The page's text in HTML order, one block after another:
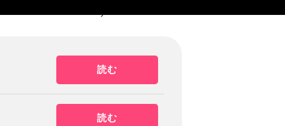
読む
読む